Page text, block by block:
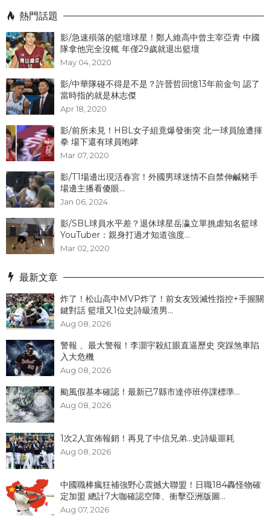
熱門話題
影/急速殞落的籃壇球星！鄭人維高中曾主宰亞青 中國
隊拿他完全沒輒 年僅29歲就退出籃壇
May 04, 2020
影/中華隊碰不得是不是？許晉哲回憶13年前金句 認了
當時指的就是林志傑
Apr 18, 2020
影/前所未見！HBL女子組竟爆發衝突 北一球員險遭揮
拳 場下還有球員咆哮
Mar 07, 2020
影/T1場邊出現活春宮！外國男球迷情不自禁伸鹹豬手
場邊主播看傻眼...
Jan 06, 2024
影/SBL球員水平差？退休球星岳瀛立單挑虐知名籃球
YouTuber：親身打過才知道強度...
Mar 02, 2020
最新文章
炸了！松山高中MVP炸了！前女友毀滅性指控+手握關
鍵對話 籃壇又1位史詩級渣男...
Aug 08, 2026
警報 、最大警報！李灝宇殺紅眼直逼歷史 突踩煞車陷
入大危機
Aug 08, 2026
颱風假基本確認！最新已7縣市達停班停課標準...
Aug 08, 2026
1次2人宣佈報銷！再見了中信兄弟...史詩級噩耗
Aug 08, 2026
中國職棒瘋狂補強野心震撼大聯盟！日職184轟怪物確
定加盟 總計7大咖確認空降、衝擊亞洲版圖...
Aug 07, 2026